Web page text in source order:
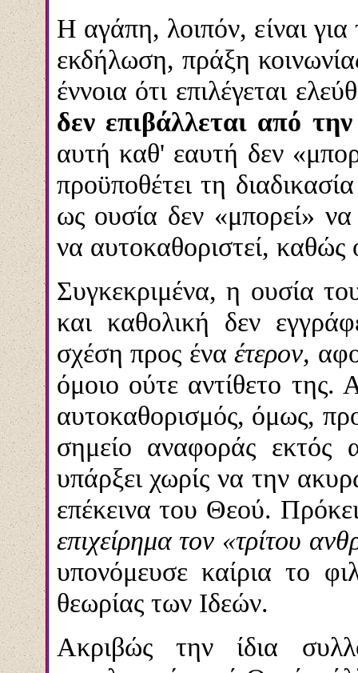
Η αγάπη, λοιπόν, είναι
εκδήλωση, πράξη
έννοια ότι επιλέγεται
δεν επιβάλλεται από
αυτή καθ' εαυτή δεν
προϋποθέτει τη
ως ουσία δεν «μπορεί» να
να αυτοκαθοριστεί, καθώς
Συγκεκριμένα, η ουσία
και καθολική δεν
σχέση προς έναέτερον,
όμοιο ούτε αντίθετο
αυτοκαθορισμός, όμως,
σημείο αναφοράς εκτός
υπάρξει χωρίς να την
επέκεινα του Θεού.
επιχείρημα τον «τρίτου
υπονόμευσε καίρια το
θεωρίας των Ιδεών.
Ακριβώς την ίδια